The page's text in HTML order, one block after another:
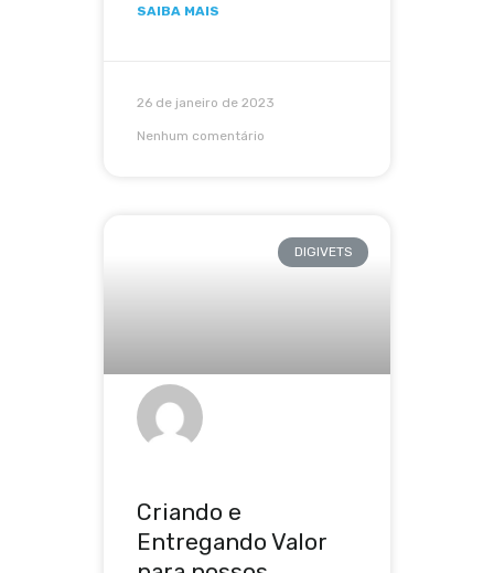
SAIBA MAIS
26 de janeiro de 2023
Nenhum comentário
DIGIVETS
Criando e
Entregando Valor